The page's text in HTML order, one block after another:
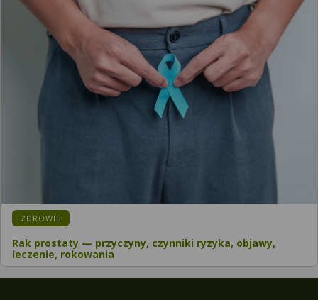
ZDROWIE
Rak prostaty — przyczyny, czynniki ryzyka, objawy,
leczenie, rokowania